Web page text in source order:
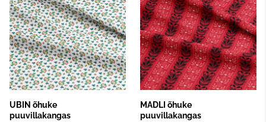
UBIN õhuke
puuvillakangas
MADLI õhuke
puuvillakangas